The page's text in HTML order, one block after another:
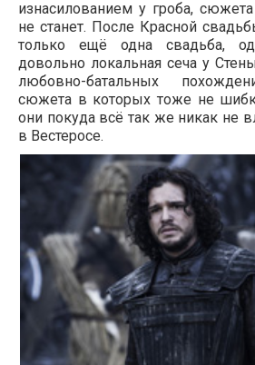
изнасилованием у гроба,
не станет. После Красной
только ещё одна свадьба,
довольно локальная сеча у
любовно-батальных
сюжета в которых тоже не
они покуда всё так же никак не
в Вестеросе.